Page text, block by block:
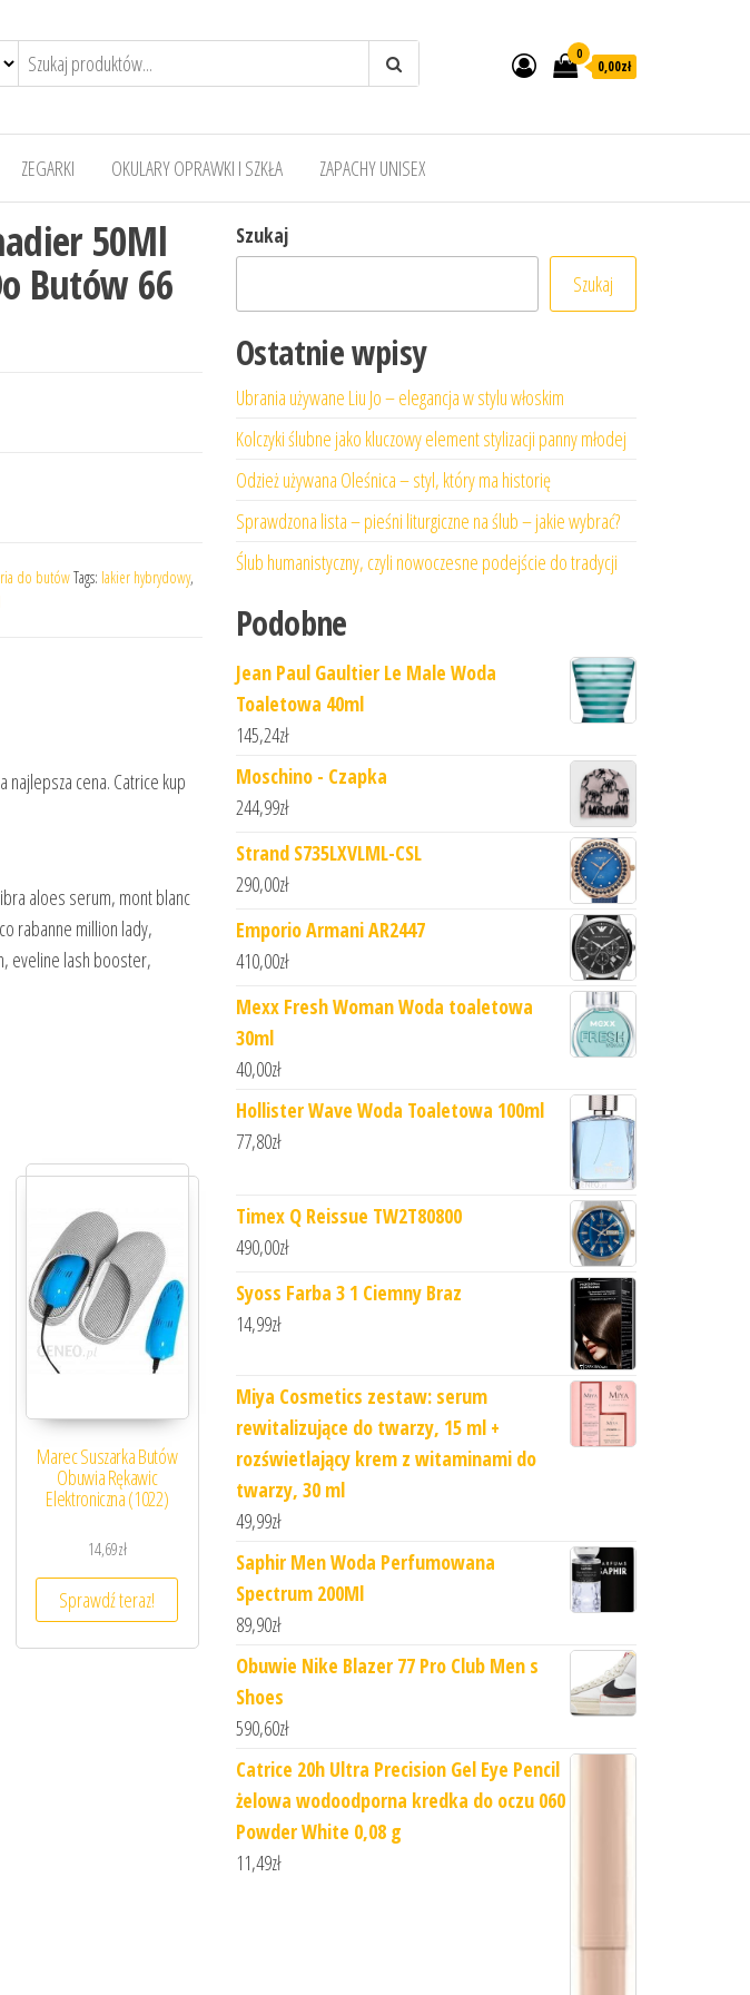
0
0,00zł
ZEGARKI OKULARY OPRAWKI I SZKŁA ZAPACHY UNISEX
50Ml
Butów 66
do butówTags: lakier hybrydowy,
najlepsza cena. Catrice kup
aloes serum, mont blanc
rabanne million lady,
eveline lash booster,
Marec Suszarka Butów
Obuwia Rękawic
Elektroniczna (1022)
14,69zł
Sprawdź teraz!
Szukaj
Szukaj
Ostatnie wpisy
Ubrania używane Liu Jo – elegancja w stylu włoskim
Kolczyki ślubne jako kluczowy element stylizacji panny młodej
Odzież używana Oleśnica – styl, który ma historię
Sprawdzona lista – pieśni liturgiczne na ślub – jakie wybrać?
Ślub humanistyczny, czyli nowoczesne podejście do tradycji
Podobne
Jean Paul Gaultier Le Male Woda
Toaletowa 40ml
145,24zł
Moschino - Czapka
244,99zł
Strand S735LXVLML-CSL
290,00zł
Emporio Armani AR2447
410,00zł
Mexx Fresh Woman Woda toaletowa
30ml
40,00zł
Hollister Wave Woda Toaletowa 100ml
77,80zł
Timex Q Reissue TW2T80800
490,00zł
Syoss Farba 3 1 Ciemny Braz
14,99zł
Miya Cosmetics zestaw: serum
rewitalizujące do twarzy, 15 ml +
rozświetlający krem z witaminami do
twarzy, 30 ml
49,99zł
Saphir Men Woda Perfumowana
Spectrum 200Ml
89,90zł
Obuwie Nike Blazer 77 Pro Club Men s
Shoes
590,60zł
Catrice 20h Ultra Precision Gel Eye Pencil
żelowa wodoodporna kredka do oczu 060
Powder White 0,08 g
11,49zł